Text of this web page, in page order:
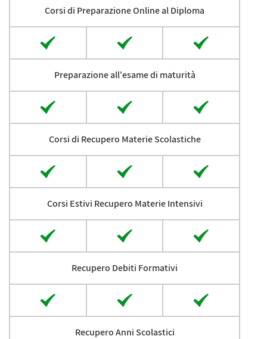
Corsi di Preparazione Online al Diploma
Preparazione all'esame di maturità
Corsi di Recupero Materie Scolastiche
Corsi Estivi Recupero Materie Intensivi
Recupero Debiti Formativi
Recupero Anni Scolastici